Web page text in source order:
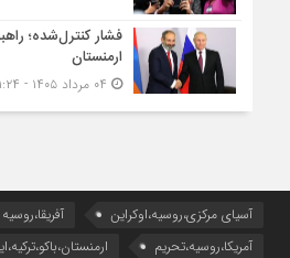
فشار کنترل‌شده؛
ارمنستان
آسیای مرکزی،روسیه،اوکراین
آفریقا،روسیه
آمریکا،روسیه،تحریم